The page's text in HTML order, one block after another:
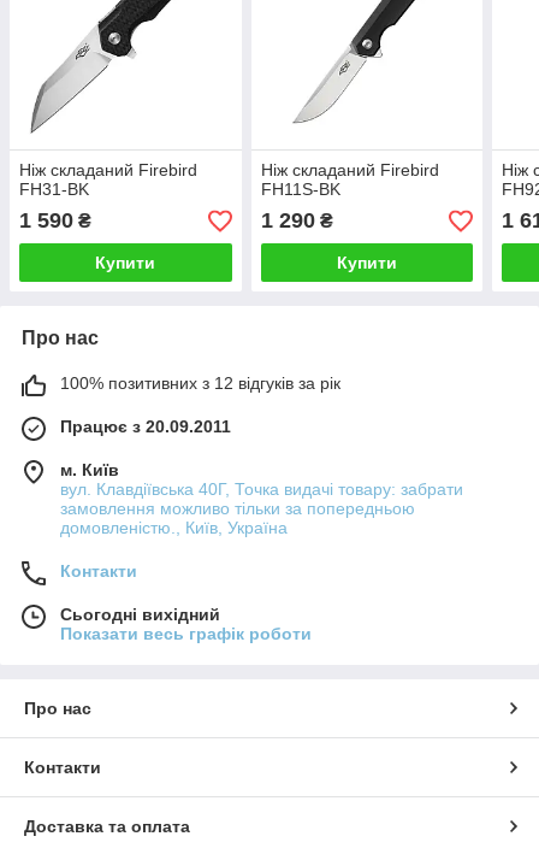
Ніж складаний Firebird
FH31-BK
1 590 ₴
Купити
Ніж складаний Firebird
FH11S-BK
1 290₴
Купити
Ніж
1
Про нас
100% позитивних з 12 відгуків за рік
Працює з 20.09.2011
м. Київ
вул. Клавдіївська 40Г, Точка видачі товару: забрати
замовлення можливо тільки за попередньою
домовленістю., Київ, Україна
Контакти
Сьогодні вихідний
Показати весь графік роботи
Про нас
Контакти
Доставка та оплата